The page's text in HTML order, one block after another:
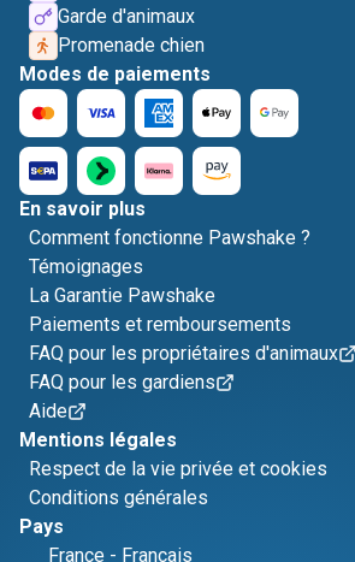
Garde d'animaux
Promenade chien
Modes de paiements
En savoir plus
Comment fonctionne Pawshake ?
Témoignages
La Garantie Pawshake
Paiements et remboursements
FAQ pour les propriétaires d'animaux
FAQ pour les gardiens
Aide
Mentions légales
Respect de la vie privée et cookies
Conditions générales
Pays
France - Français